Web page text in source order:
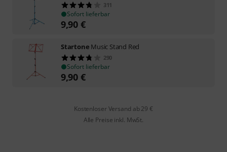
311
Sofort lieferbar
9,90 €
Startone Music Stand Red
290
Sofort lieferbar
9,90 €
Kostenloser Versand ab 29 €
Alle Preise inkl. MwSt.